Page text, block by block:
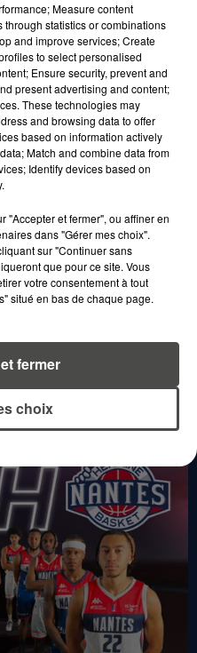
Measure content
statistics or combinations
and improve services; Create
to select personalised
Ensure security, prevent and
present advertising and content;
These technologies may
and browsing data to offer
based on information actively
Match and combine data from
Identify devices based on
"Accepter et fermer", ou affiner en
dans "Gérer mes choix".
sur "Continuer sans
que pour ce site. Vous
votre consentement à tout
situé en bas de chaque page.
choix
fermer